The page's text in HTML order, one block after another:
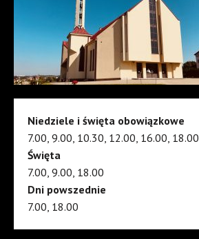
Niedziele i święta obowiązkowe
7.00, 9.00, 10.30, 12.00, 16.00, 18.00
Święta
7.00, 9.00, 18.00
Dni powszednie
7.00, 18.00